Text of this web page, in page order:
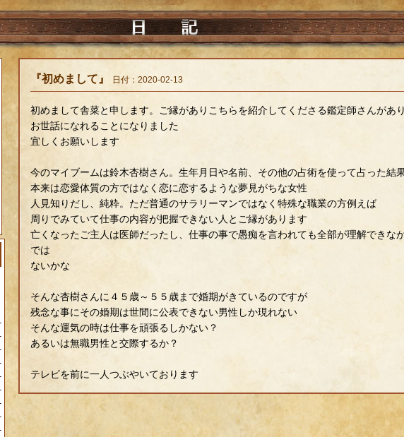
『初めまして』 日付：2020-02-13
初めまして舎菜と申します。ご縁がありこちらを紹介してくださる鑑定師さんがあり
お世話になれることになりました
宜しくお願いします
今のマイブームは鈴木杏樹さん。生年月日や名前、その他の占術を使って占った結
本来は恋愛体質の方ではなく恋に恋するような夢見がちな女性
人見知りだし、純粋。ただ普通のサラリーマンではなく特殊な職業の方例えば
周りでみていて仕事の内容が把握できない人とご縁があります
亡くなったご主人は医師だったし、仕事の事で愚痴を言われても全部が理解できな
では
ないかな
そんな杏樹さんに４５歳～５５歳まで婚期がきているのですが
残念な事にその婚期は世間に公表できない男性しか現れない
そんな運気の時は仕事を頑張るしかない？
あるいは無職男性と交際するか？
テレビを前に一人つぶやいております